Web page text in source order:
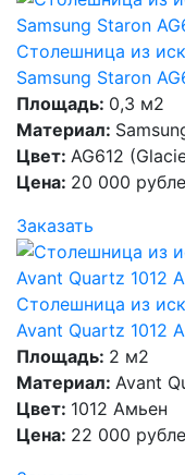
Столешница из
Samsung Staron
Площадь: 0,3 м2
Материал:
Цвет: AG612
Цена: 20 000
Заказать
Столешница из
Avant Quartz 1012
Площадь: 2 м2
Материал: Avant
Цвет: 1012 Амьен
Цена: 22 000